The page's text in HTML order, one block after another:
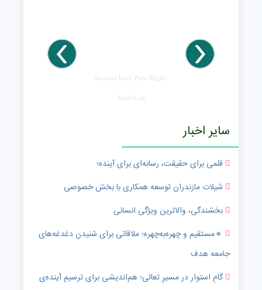
Shortcut keys: Prev=Right ,
Next=Left
سایر اخبار
قلمی برای حقیقت، رسانه‌ای برای آینده؛
شیلات مازندران توسعه همکاری با بخش خصوصی
بخشندگی، والاترین ویژگی انسانی
🔹️مستقیم و چهره‌به‌چهره؛ ملاقاتی برای شنیدن دغدغه‌های
جامعه هدف
گامِ استوار در مسیرِ تعالی؛ هم‌اندیشی برای ترسیمِ آینده‌ی